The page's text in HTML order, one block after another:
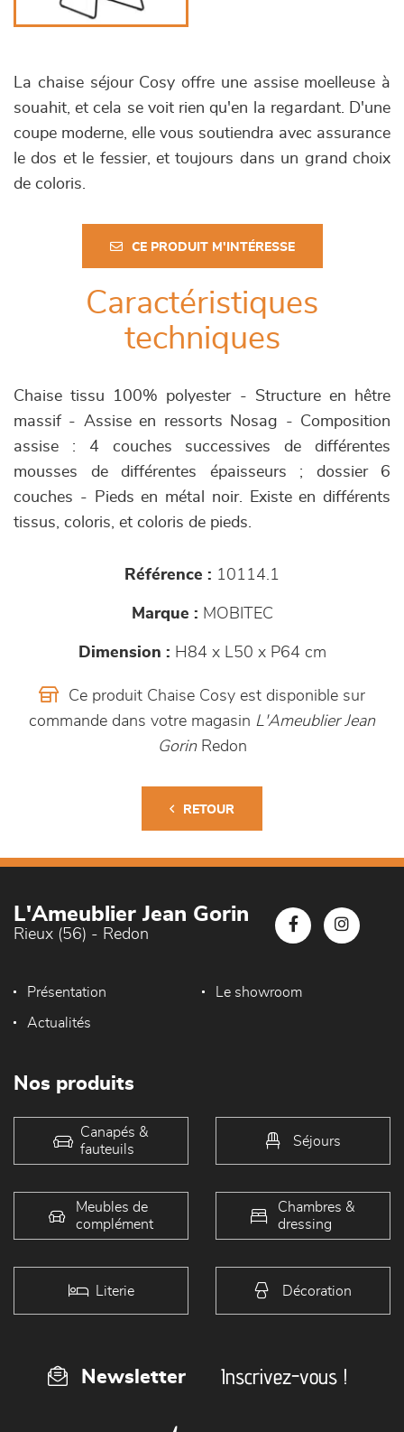
La chaise séjour Cosy offre une assise moelleuse à
souahit, et cela se voit rien qu'en la regardant. D'une
coupe moderne, elle vous soutiendra avec assurance
le dos et le fessier, et toujours dans un grand choix
de coloris.
CE PRODUIT M'INTÉRESSE
Caractéristiques
techniques
Chaise tissu 100% polyester - Structure en hêtre
massif - Assise en ressorts Nosag - Composition
assise : 4 couches successives de différentes
mousses de différentes épaisseurs ; dossier 6
couches - Pieds en métal noir. Existe en différents
tissus, coloris, et coloris de pieds.
Référence : 10114.1
Marque : MOBITEC
Dimension : H84 x L50 x P64 cm
Ce produit Chaise Cosy est disponible sur
commande dans votre magasin L'Ameublier Jean
GorinRedon
RETOUR
L'Ameublier Jean Gorin
Rieux (56) - Redon
Présentation Le showroom
Actualités
Nos produits
Canapés &
fauteuils
Séjours
Meubles de
complément
Chambres &
dressing
Literie Décoration
Newsletter Inscrivez-vous !